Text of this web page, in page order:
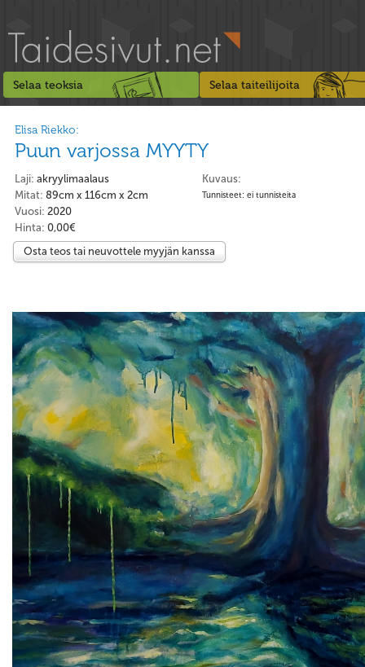
Selaa teoksia Selaa taiteilijoita
Elisa Riekko:
Puun varjossa MYYTY
Kuvaus:
Tunnisteet: ei tunnisteita
Laji: akryylimaalaus
Mitat: 89cm x 116cm x 2cm
Vuosi: 2020
Hinta: 0,00€
Osta teos tai neuvottele myyjän kanssa